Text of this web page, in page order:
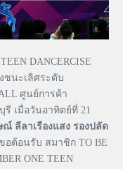
DANCERCISE
ชนะเลิศระดับ
ศูนย์การค้า
เมื่อวันอาทิตย์ที่ 21
ลีลาเรืองแสง รองปลัด
อต้อนรับ สมาชิก TO BE
ONE TEEN